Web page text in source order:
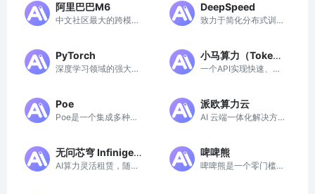
于研究和生产环境，支
持多种深度学习应用，
究人员的理想选择。
阿里巴巴M6
中文社区最大的跨模态
DeepSpeed
致力于简化分布式训
PyTorch
深度学习领域的强大资
小马算力（Tokenp
ony）
一个API实现快速、低
Poe
Poe是一个集成多种智
索体验。
派欧算力云
AI 云端一体化解决方
无问芯穹 Infinigen
ce
AI算力灵活租赁，随时
啤啤熊
啤啤熊是一个零门槛、